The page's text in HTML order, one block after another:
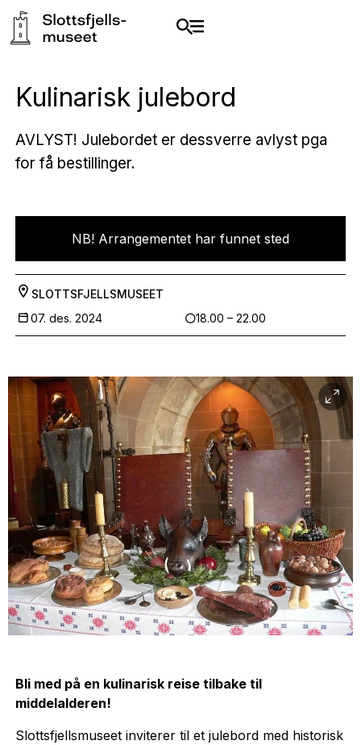
Kulinarisk julebord
AVLYST! Julebordet er dessverre avlyst pga
for få bestillinger.
NB! Arrangementet har funnet sted
SLOTTSFJELLSMUSEET
07. des. 2024
18.00 – 22.00
Bli med på en kulinarisk reise tilbake til
middelalderen!
Slottsfjellsmuseet inviterer til et julebord med historisk